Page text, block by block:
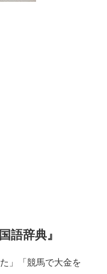
語辞典』
」「競馬で大金を